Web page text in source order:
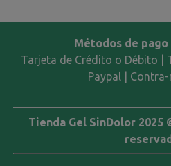
Métodos de
Tarjeta de Crédito o Débito |
Paypal |
Tienda Gel SinDolor 2025